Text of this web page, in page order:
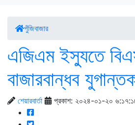
পুঁজিবাজার
এজিএম ইস্যুতে
বাজারবান্ধব
শেয়ারবার্তা প্রকাশ: ২০২৪-০১-২০